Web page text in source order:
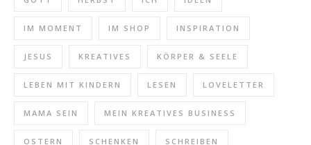
IM MOMENT IM SHOP INSPIRATION
JESUS KREATIVES KÖRPER & SEELE
LEBEN MIT KINDERN LESEN LOVELETTER
MAMA SEIN MEIN KREATIVES BUSINESS
OSTERN SCHENKEN SCHREIBEN